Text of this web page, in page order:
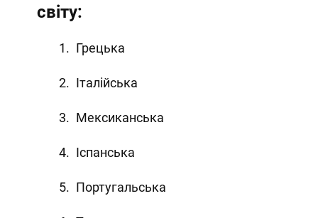
світу:
Грецька
Італійська
Мексиканська
Іспанська
Португальська